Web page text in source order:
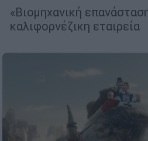
«Βιομηχανική
καλιφορνέζικη εταιρεία